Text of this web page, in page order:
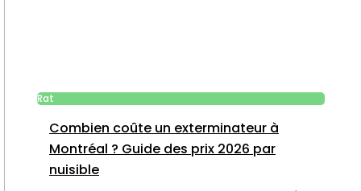
Rat
Combien coûte un exterminateur à
Montréal ? Guide des prix 2026 par
nuisible